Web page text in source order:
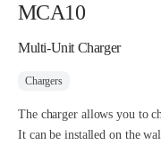
MCA10
Multi-Unit Charger
Chargers
The charger allows you to
It can be installed on the